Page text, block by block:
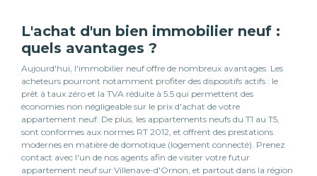
L'achat d'un bien immobilier neuf :
quels avantages ?
Aujourd'hui, l'immobilier neuf offre de nombreux avantages. Les
acheteurs pourront notamment profiter des dispositifs actifs : le
prêt à taux zéro et la TVA réduite à 5.5 qui permettent des
économies non négligeable sur le prix d'achat de votre
appartement neuf. De plus, les appartements neufs du T1 au T5,
sont conformes aux normes RT 2012, et offrent des prestations
modernes en matière de domotique (logement connecté). Prenez
contact avec l'un de nos agents afin de visiter votre futur
appartement neuf sur Villenave-d'Ornon, et partout dans la région